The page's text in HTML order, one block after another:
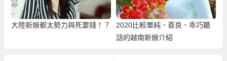
大陸新娘都太勢力與死要錢！？
2020比較單純、善良、乖巧聽
話的越南新娘介紹